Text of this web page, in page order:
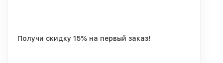
Получи скидку 15% на первый заказ!